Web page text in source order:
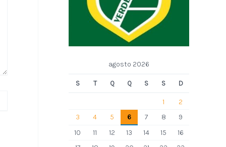
agosto 2026
S T Q Q S S D
1
2
3
4 5 6 7 8
9
10
11 12 13 14 15
16